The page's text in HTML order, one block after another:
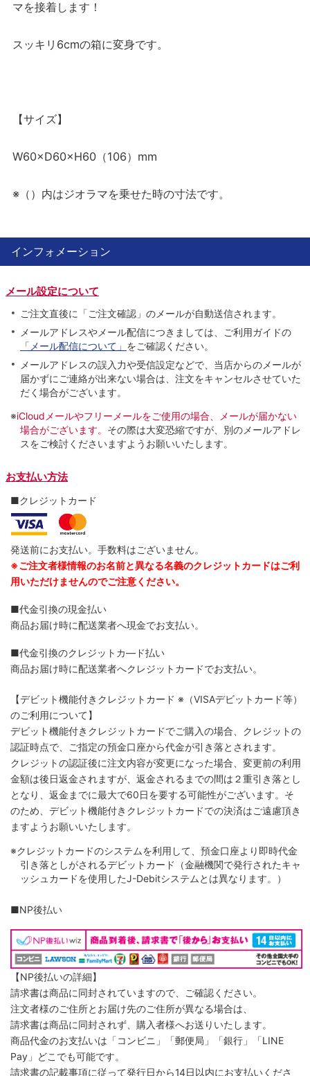
マを接着します！
スッキリ6cmの箱に変身です。
【サイズ】
W60×D60×H60（106）mm
※（）内はジオラマを乗せた時の寸法です。
インフォメーション
メール設定について
ご注文直後に「ご注文確認」のメールが自動送信されます。
メールアドレスやメール配信につきましては、ご利用ガイドの
「メール配信について」 をご確認ください。
メールアドレスの誤入力や受信設定などで、当店からのメールが
届かずにご連絡が出来ない場合は、注文をキャンセルさせていた
だく場合がございます。
※iCloudメールやフリーメールをご使用の場合、メールが届かない
場合がございます。 その際は大変恐縮ですが、別のメールアドレ
スをご検討くださいますようお願いいたします。
お支払い方法
■クレジットカード
発送前にお支払い。手数料はございません。
※ご注文者様情報のお名前と異なる名義のクレジットカードはご利
用いただけませんのでご注意ください。
■代金引換の現金払い
商品お届け時に配送業者へ現金でお支払い。
■代金引換のクレジットカ―ド払い
商品お届け時に配送業者へクレジットカードでお支払い。
【デビット機能付きクレジットカード ※（VISAデビットカード等）
のご利用について】
デビット機能付きクレジットカードでご購入の場合、クレジットの
認証時点で、ご指定の預金口座から代金が引き落とされます。
クレジットの認証後に注文内容が変更になった場合、変更前の利用
金額は後日返金されますが、返金されるまでの間は２重引き落とし
となり、返金までに最大で60日を要する可能性がございます。そ
のため、デビット機能付きクレジットカードでの決済はご遠慮頂き
ますようお願いいたします。
※クレジットカードのシステムを利用して、預金口座より即時代金
引き落としがされるデビットカード（金融機関で発行されたキャ
ッシュカードを使用したJ-Debitシステムとは異なります。）
■NP後払い
【NP後払いの詳細】
請求書は商品に同封されていますので、ご確認ください。
注文者様のご住所とお届け先のご住所が異なる場合は、
請求書は商品に同封されず、購入者様へお送りいたします。
商品代金のお支払いは「コンビニ」「郵便局」「銀行」「LINE
Pay」どこでも可能です。
請求書の記載事項に従って発行日から14日以内にお支払いくださ